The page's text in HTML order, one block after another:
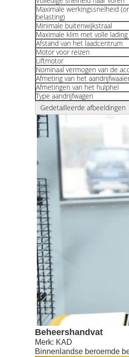
Maximale werkingssnelheid
belasting)
Minimale buitenwijkstraal
Maximale klim met volle lading
Afstand van het laadcentrum
Motor voor reizen
Liftmotor
Nominaal vermogen van de
Afmeting van het
Afmetingen van het hulphel
Type aandrijfwagen
Gedetailleerde afbeeldingen
Beheershandvat
Merk: KAD
Binnenlandse beroemde